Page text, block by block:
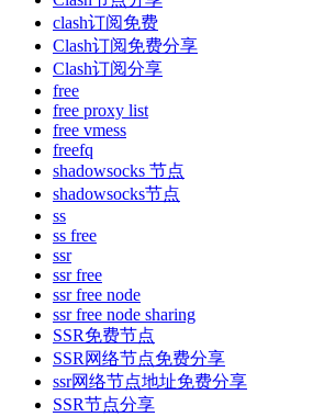
clash订阅免费
Clash订阅免费分享
Clash订阅分享
free
free proxy list
free vmess
freefq
shadowsocks 节点
shadowsocks节点
ss
ss free
ssr
ssr free
ssr free node
ssr free node sharing
SSR免费节点
SSR网络节点免费分享
ssr网络节点地址免费分享
SSR节点分享